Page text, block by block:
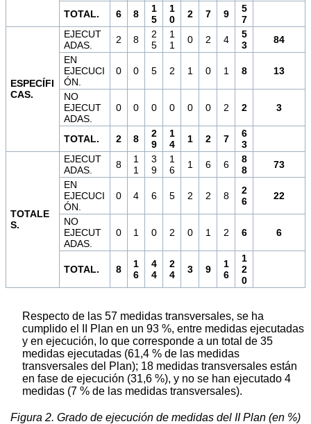
TOTAL. 6 8
1
5
1
0
2 7 9
5
7
ESPECÍFI
CAS.
EJECUT
ADAS.
2 8
2
5
1
1
0 2 4
5
3
84
EN
EJECUCI
ÓN.
0 0 5 2 1 0 1 8 13
NO
EJECUT
ADAS.
0 0 0 0 0 0 2 2 3
TOTAL. 2 8
2
9
1
4
1 2 7
6
3
TOTALE
S.
EJECUT
ADAS.
8
1
1
3
9
1
6
1 6 6
8
8
73
EN
EJECUCI
ÓN.
0 4 6 5 2 2 8
2
6
22
NO
EJECUT
ADAS.
0 1 0 2 0 1 2 6 6
TOTAL. 8
1
6
4
4
2
4
3 9
1
6
1
2
0
Respecto de las 57 medidas transversales, se ha
cumplido el II Plan en un 93 %, entre medidas ejecutadas
y en ejecución, lo que corresponde a un total de 35
medidas ejecutadas (61,4 % de las medidas
transversales del Plan); 18 medidas transversales están
en fase de ejecución (31,6 %), y no se han ejecutado 4
medidas (7 % de las medidas transversales).
Figura 2. Grado de ejecución de medidas del II Plan (en %)